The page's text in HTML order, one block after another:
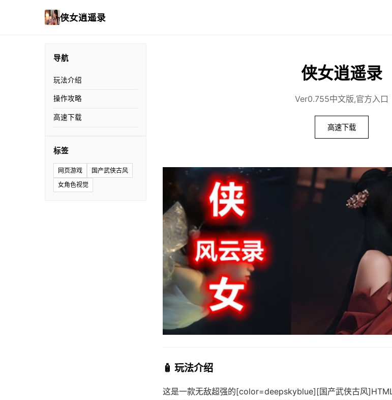
侠女逍遥录
导航
玩法介绍
操作攻略
高速下载
标签
网页游戏
国产武侠古风
女角色视觉
侠女逍遥录
Ver0.755中文版,官方入口
高速下载
🧴 玩法介绍
这是一款无敌超强的[color=deepskyblue][国产武侠古风